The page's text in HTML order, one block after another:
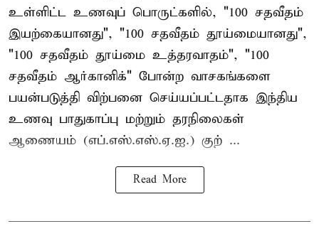
உள்ளிட்ட உணவுப் பொருட்களில், "100 சதவீதம்
இயற்கையானது", "100 சதவீதம் தூய்மையானது",
"100 சதவீதம் தூய்மை உத்தரவாதம்", "100
சதவீதம் ஆர்கானிக்" போன்ற வாசகங்களை
பயன்படுத்தி விற்பனை செய்யப்பட்டதாக இந்திய
உணவு பாதுகாப்பு மற்றும் தரநிலைகள்
ஆணையம் (எப்.எஸ்.எஸ்.ஏ.ஐ.) குற் ...
Read More